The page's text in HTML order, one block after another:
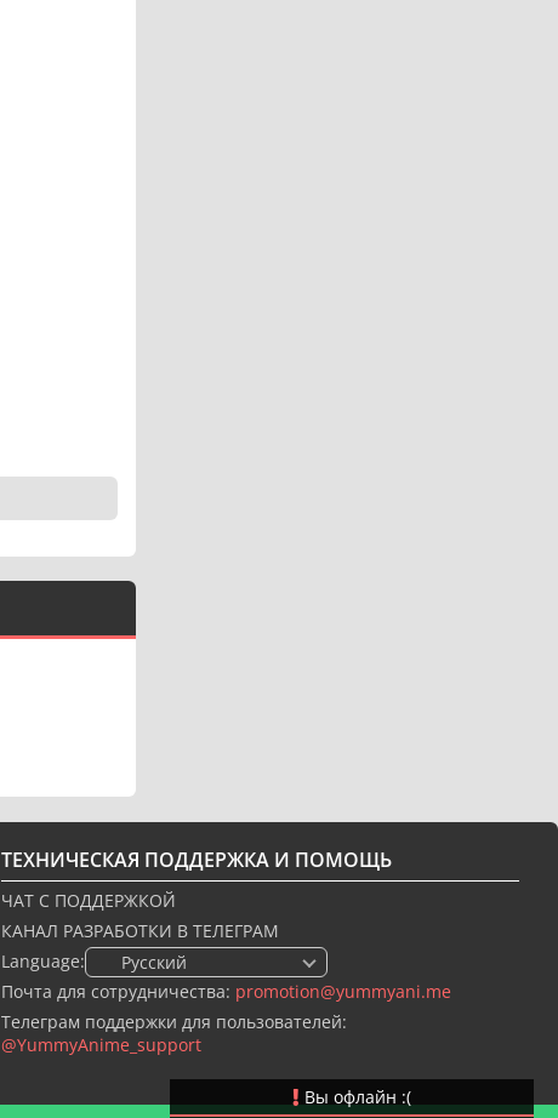
ТЕХНИЧЕСКАЯ ПОДДЕРЖКА И ПОМОЩЬ
ЧАТ С ПОДДЕРЖКОЙ
КАНАЛ РАЗРАБОТКИ В ТЕЛЕГРАМ
Language:
🇷🇺 Русский
Почта для сотрудничества: promotion@yummyani.me
Телеграм поддержки для пользователей:
@YummyAnime_support
Вы офлайн :(